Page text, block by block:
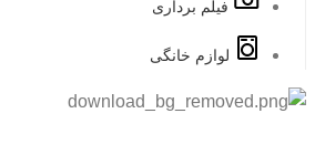
فیلم برداری
لوازم خانگی